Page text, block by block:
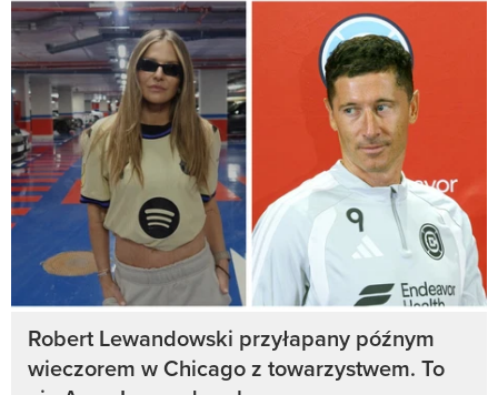
Robert Lewandowski przyłapany późnym
wieczorem w Chicago z towarzystwem. To